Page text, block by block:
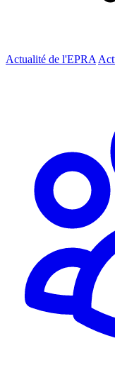
Actualité de l'EPRA